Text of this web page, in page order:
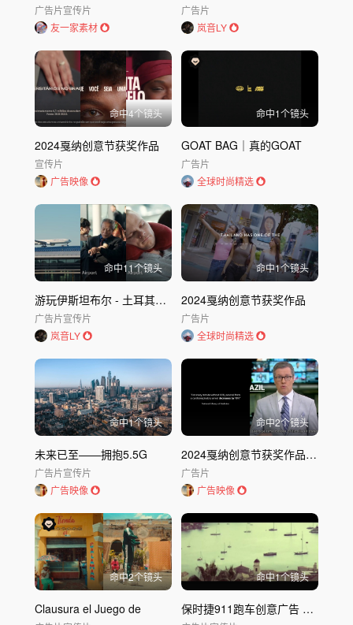
广告片宣传片
友一家素材
广告片
岚音LY
命中4个镜头
2024戛纳创意节获奖作品
宣传片
广告映像
命中1个镜头
GOAT BAG｜真的GOAT
广告片
全球时尚精选
命中11个镜头
游玩伊斯坦布尔 - 土耳其航空
广告片宣传片
岚音LY
命中1个镜头
2024戛纳创意节获奖作品
广告片
全球时尚精选
命中1个镜头
未来已至——拥抱5.5G
广告片宣传片
广告映像
命中2个镜头
2024戛纳创意节获奖作品｜NO AD
广告片
广告映像
命中2个镜头
Clausura el Juego de
命中1个镜头
保时捷911跑车创意广告 Porsche Daytona